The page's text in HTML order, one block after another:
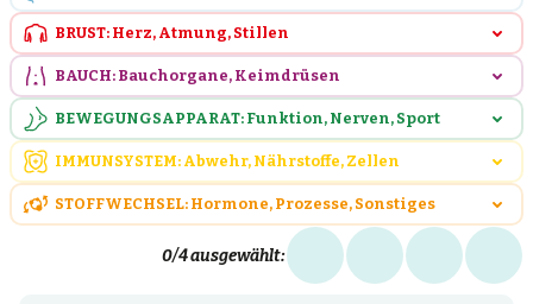
BRUST: Herz, Atmung, Stillen
BAUCH: Bauchorgane, Keimdrüsen
BEWEGUNGSAPPARAT: Funktion, Nerven, Sport
IMMUNSYSTEM: Abwehr, Nährstoffe, Zellen
STOFFWECHSEL: Hormone, Prozesse, Sonstiges
0/4 ausgewählt: